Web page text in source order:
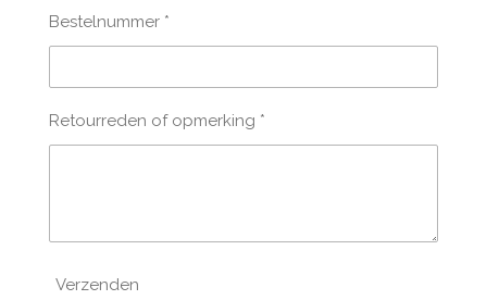
Bestelnummer *
Retourreden of opmerking *
Verzenden